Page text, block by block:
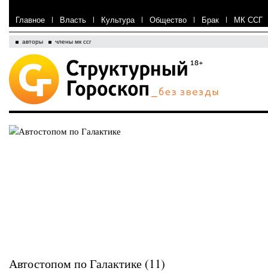
Главное | Власть | Культура | Общество | Брак | МК ССГ
авторы члены мк ссг
Автостопом по Галактике (11)